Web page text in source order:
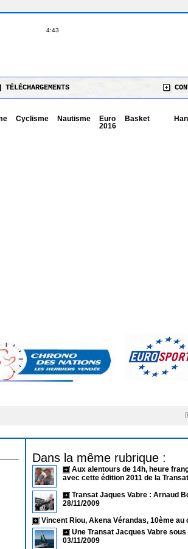
4:43
TÉLÉCHARGEMENTS
Cyclisme Nautisme
Euro
2016
Basket
Dans la même rubrique :
Aux alentours de 14h, heure
avec cette édition 2011 de la
Transat Jaques Vabre : Arnaud
28/11/2009
Vincent Riou, Akena Vérandas, 10ème au
Une Transat Jacques Vabre
03/11/2009